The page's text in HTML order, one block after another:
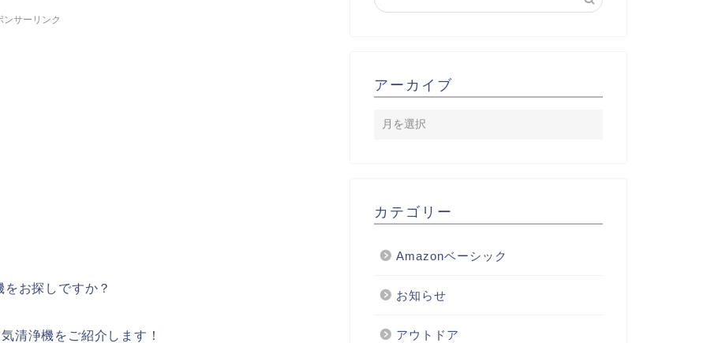
ンサーリンク
お探しですか？
清浄機をご紹介します！
アーカイブ
カテゴリー
Amazonベーシック
お知らせ
アウトドア